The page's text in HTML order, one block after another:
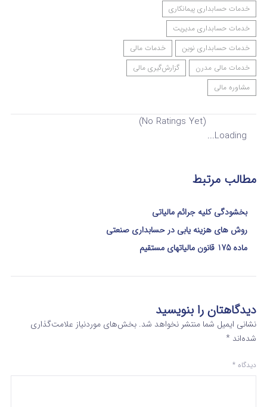
خدمات حسابداری پیمانکاری
خدمات حسابداری مدیریت
خدمات حسابداری نوین
خدمات مالی
خدمات مالی مدرن
گزارش‌گیری مالی
مشاوره مالی
(No Ratings Yet)
Loading...
مطالب مرتبط
بخشودگی کلیه جرائم مالیاتی
روش های هزینه یابی در حسابداری صنعتی
ماده 175 قانون مالیاتهای مستقیم
دیدگاهتان را بنویسید
نشانی ایمیل شما منتشر نخواهد شد. بخش‌های موردنیاز علامت‌گذاری
شده‌اند *
دیدگاه *